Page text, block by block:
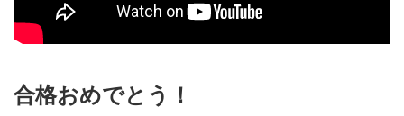
合格おめでとう！